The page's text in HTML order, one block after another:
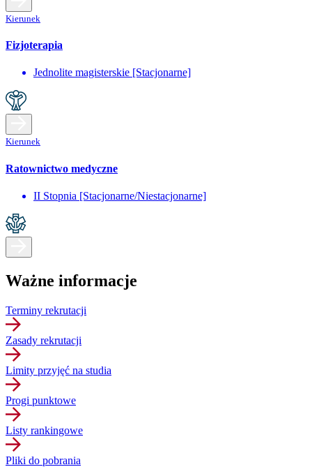
Kierunek
Fizjoterapia
Jednolite magisterskie [Stacjonarne]
Kierunek
Ratownictwo medyczne
II Stopnia [Stacjonarne/Niestacjonarne]
Ważne informacje
Terminy rekrutacji
Zasady rekrutacji
Limity przyjęć na studia
Progi punktowe
Listy rankingowe
Pliki do pobrania